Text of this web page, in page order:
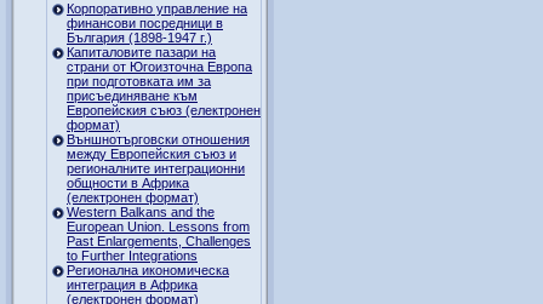
Корпоративно управление на
финансови посредници в
България (1898-1947 г.)
Капиталовите пазари на
страни от Югоизточна Европа
при подготовката им за
присъединяване към
Европейския съюз (електронен
формат)
Външнотърговски отношения
между Европейския съюз и
регионалните интеграционни
общности в Африка
(електронен формат)
Western Balkans and the
European Union. Lessons from
Past Enlargements, Challenges
to Further Integrations
Регионална икономическа
интеграция в Африка
(електронен формат)